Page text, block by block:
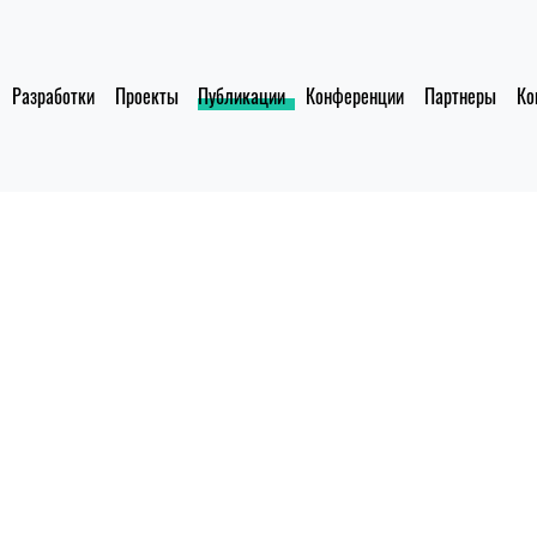
Разработки Проекты Публикации Конференции Партнеры